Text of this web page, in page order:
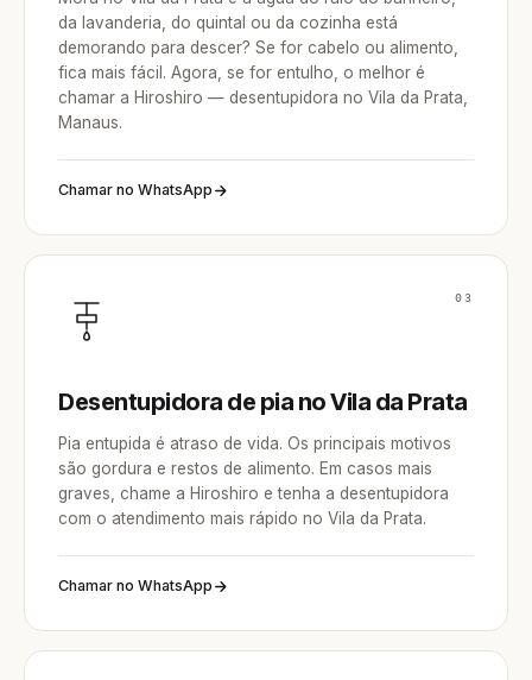
da lavanderia, do quintal ou da cozinha está
demorando para descer? Se for cabelo ou alimento,
fica mais fácil. Agora, se for entulho, o melhor é
chamar a Hiroshiro — desentupidora no Vila da Prata,
Manaus.
Chamar no WhatsApp
03
Desentupidora de pia no Vila da Prata
Pia entupida é atraso de vida. Os principais motivos
são gordura e restos de alimento. Em casos mais
graves, chame a Hiroshiro e tenha a desentupidora
com o atendimento mais rápido no Vila da Prata.
Chamar no WhatsApp